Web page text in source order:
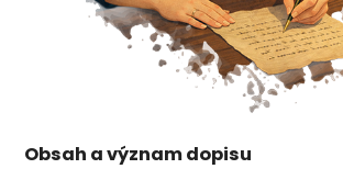
Obsah a význam dopisu